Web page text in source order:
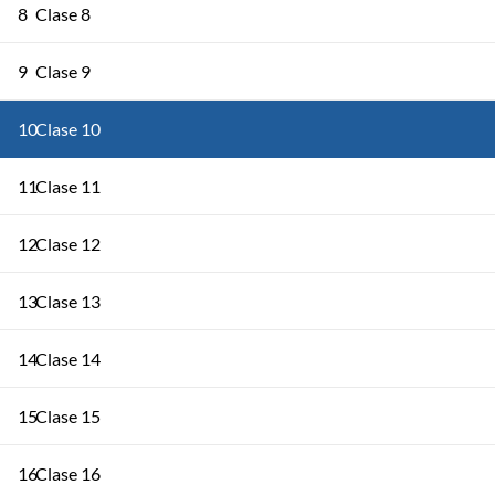
8 Clase 8
9 Clase 9
10Clase 10
11Clase 11
12Clase 12
13Clase 13
14Clase 14
15Clase 15
16Clase 16